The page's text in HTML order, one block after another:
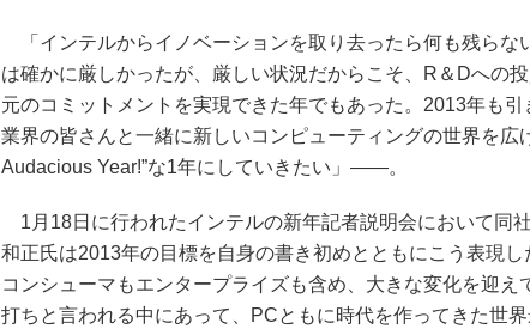
「インテルからイノベーションを取り去ったら何も残らな
は確かに厳しかったが、厳しい状況だからこそ、R＆Dへの
元のコミットメントを実現できた年でもあった。2013年も引
業界の皆さんと一緒に新しいコンピューティングの世界を広
Audacious Year!”な1年にしていきたい」――。
1月18日に行われたインテルの新年記者説明会において同
和正氏は2013年の目標を自身の書き初めとともにこう表現し
コンシューマもエンタープライズも含め、大きな変化を迎え
打ちと言われる中にあって、PCともに時代を作ってきた世